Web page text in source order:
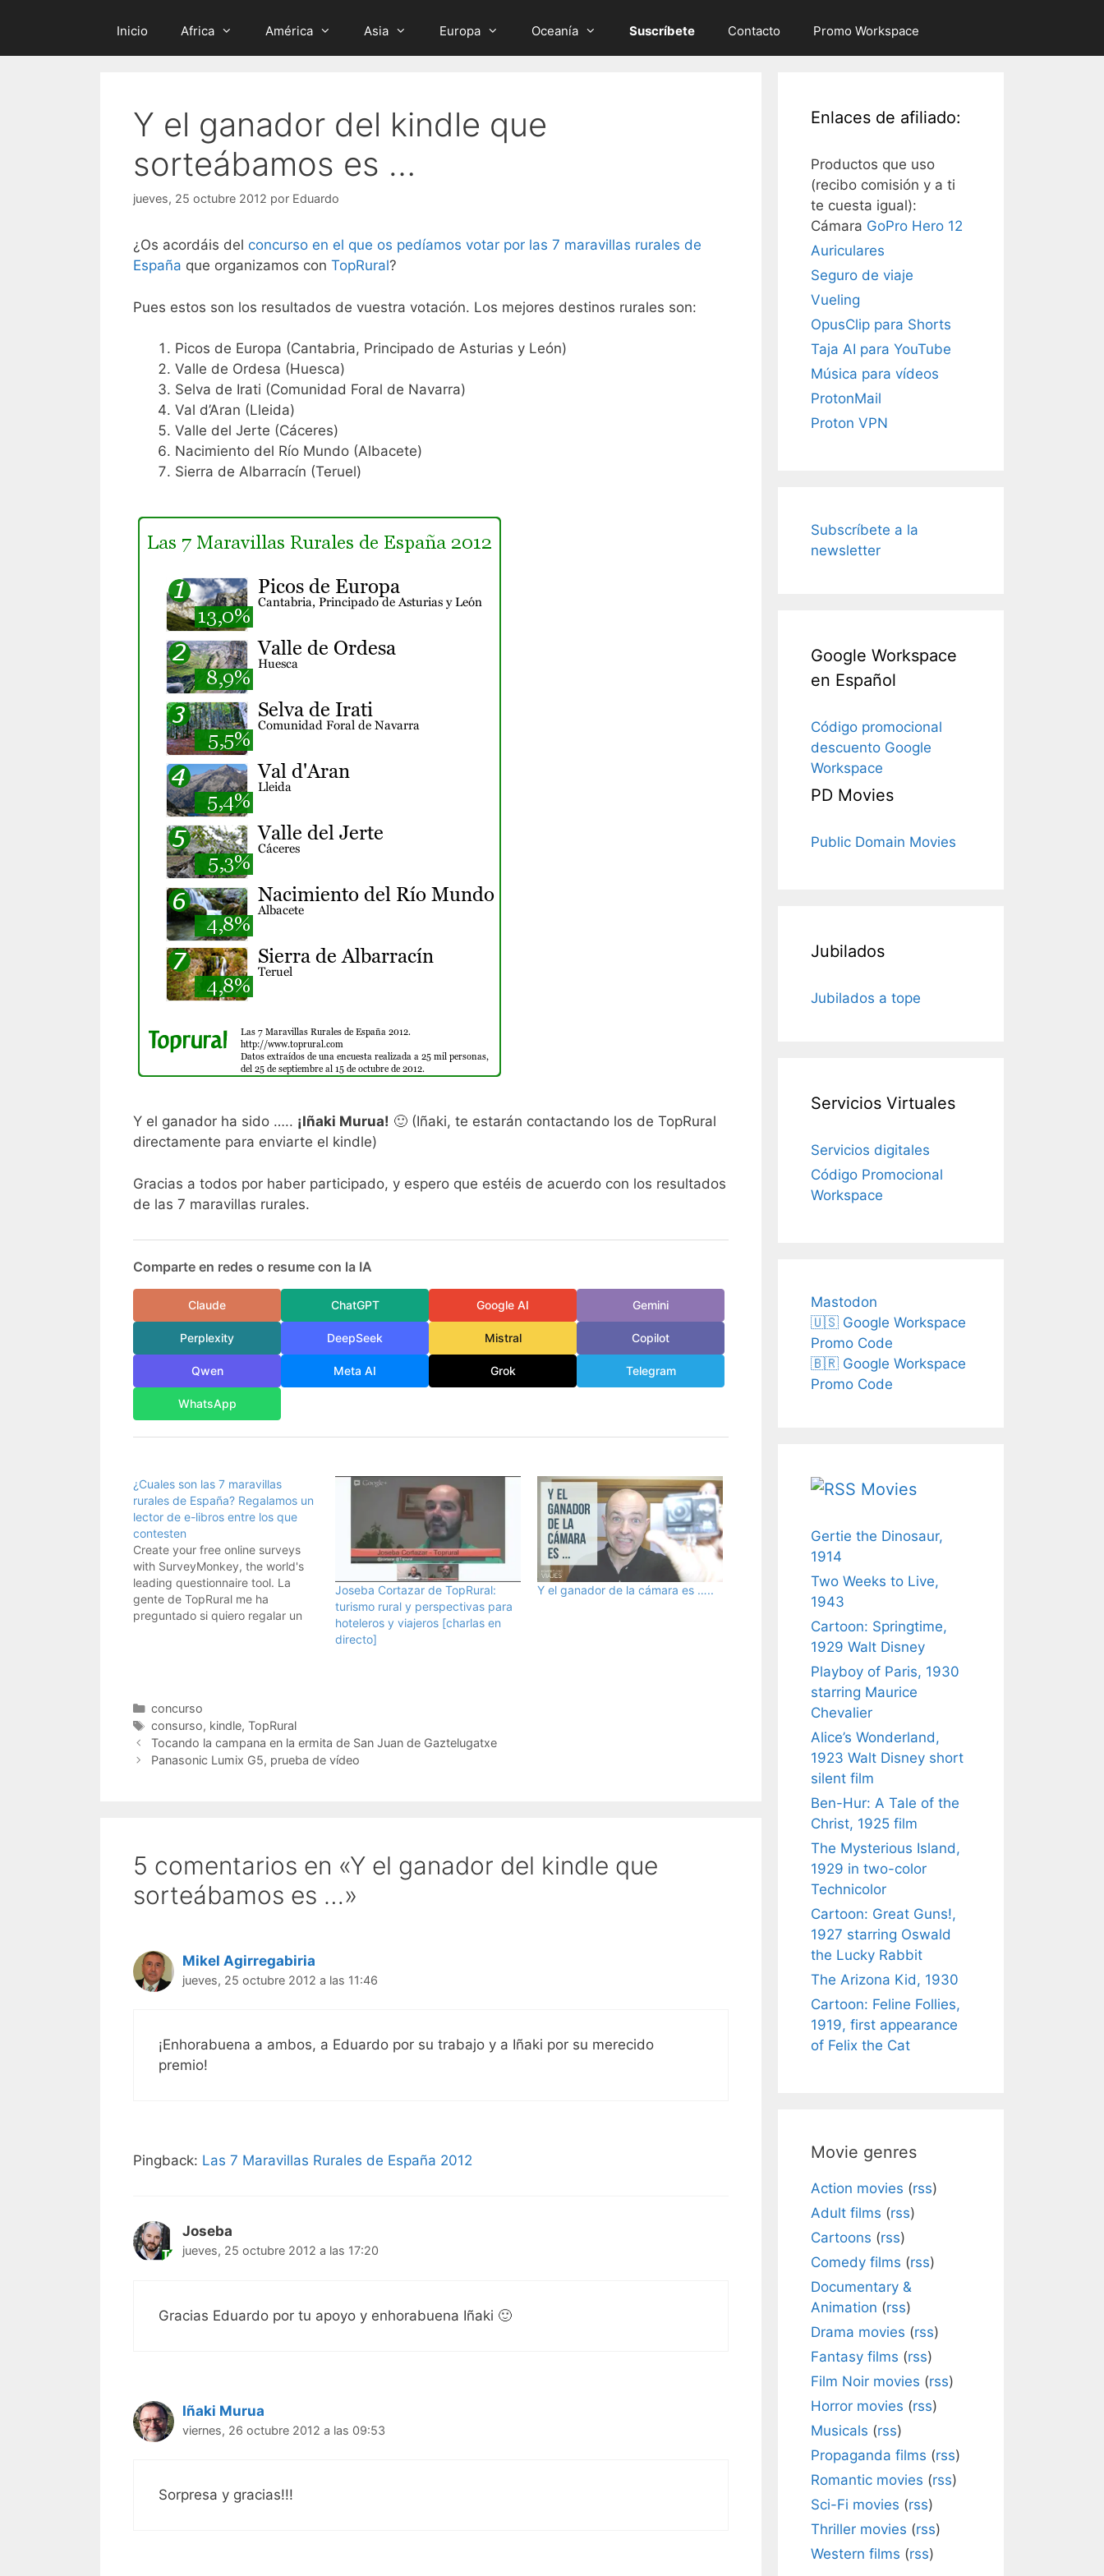
Inicio Africa América Asia Europa Oceanía Suscríbete Contacto Promo Workspace
Y el ganador del kindle que
sorteábamos es …
jueves, 25 octubre 2012 por Eduardo
¿Os acordáis del concurso en el que os pedíamos votar por las 7 maravillas rurales de
España que organizamos con TopRural?
Pues estos son los resultados de vuestra votación. Los mejores destinos rurales son:
Picos de Europa (Cantabria, Principado de Asturias y León)
Valle de Ordesa (Huesca)
Selva de Irati (Comunidad Foral de Navarra)
Val d’Aran (Lleida)
Valle del Jerte (Cáceres)
Nacimiento del Río Mundo (Albacete)
Sierra de Albarracín (Teruel)
Y el ganador ha sido ….. ¡Iñaki Murua! 🙂 (Iñaki, te estarán contactando los de TopRural
directamente para enviarte el kindle)
Gracias a todos por haber participado, y espero que estéis de acuerdo con los resultados
de las 7 maravillas rurales.
Comparte en redes o resume con la IA
Claude ChatGPT Google AI Gemini
Perplexity DeepSeek Mistral Copilot
Qwen Meta AI Grok Telegram
WhatsApp
¿Cuales son las 7 maravillas
rurales de España? Regalamos un
lector de e-libros entre los que
contesten
Create your free online surveys
with SurveyMonkey, the world's
leading questionnaire tool. La
gente de TopRural me ha
preguntado si quiero regalar un
Joseba Cortazar de TopRural:
turismo rural y perspectivas para
hoteleros y viajeros [charlas en
directo]
Y el ganador de la cámara es …..
Categorías
concurso
Etiquetas
consurso, kindle, TopRural
Tocando la campana en la ermita de San Juan de Gaztelugatxe
Panasonic Lumix G5, prueba de vídeo
5 comentarios en «Y el ganador del kindle que
sorteábamos es …»
Mikel Agirregabiria
jueves, 25 octubre 2012 a las 11:46
¡Enhorabuena a ambos, a Eduardo por su trabajo y a Iñaki por su merecido
premio!
Pingback: Las 7 Maravillas Rurales de España 2012
Joseba
jueves, 25 octubre 2012 a las 17:20
Gracias Eduardo por tu apoyo y enhorabuena Iñaki 🙂
Iñaki Murua
viernes, 26 octubre 2012 a las 09:53
Sorpresa y gracias!!!
Enlaces de afiliado:
Productos que uso
(recibo comisión y a ti
te cuesta igual):
Cámara GoPro Hero 12
Auriculares
Seguro de viaje
Vueling
OpusClip para Shorts
Taja AI para YouTube
Música para vídeos
ProtonMail
Proton VPN
Subscríbete a la
newsletter
Google Workspace
en Español
Código promocional
descuento Google
Workspace
PD Movies
Public Domain Movies
Jubilados
Jubilados a tope
Servicios Virtuales
Servicios digitales
Código Promocional
Workspace
Mastodon
🇺🇸 Google Workspace
Promo Code
🇧🇷 Google Workspace
Promo Code
Movies
Gertie the Dinosaur,
1914
Two Weeks to Live,
1943
Cartoon: Springtime,
1929 Walt Disney
Playboy of Paris, 1930
starring Maurice
Chevalier
Alice’s Wonderland,
1923 Walt Disney short
silent film
Ben-Hur: A Tale of the
Christ, 1925 film
The Mysterious Island,
1929 in two-color
Technicolor
Cartoon: Great Guns!,
1927 starring Oswald
the Lucky Rabbit
The Arizona Kid, 1930
Cartoon: Feline Follies,
1919, first appearance
of Felix the Cat
Movie genres
Action movies (rss)
Adult films (rss)
Cartoons (rss)
Comedy films (rss)
Documentary &
Animation (rss)
Drama movies (rss)
Fantasy films (rss)
Film Noir movies (rss)
Horror movies (rss)
Musicals (rss)
Propaganda films (rss)
Romantic movies (rss)
Sci-Fi movies (rss)
Thriller movies (rss)
Western films (rss)